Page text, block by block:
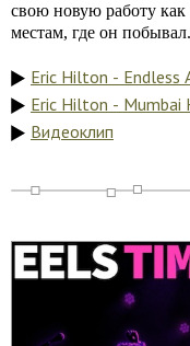
свою новую работу как
местам, где он побывал.
Eric Hilton - Endless
Eric Hilton - Mumbai
Видеоклип